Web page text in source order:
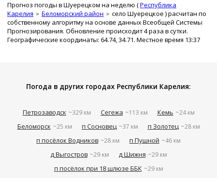
Прогноз погоды в Шуерецком на неделю (Республика
Карелия
Беломорский район село Шуерецкое ) расчитан по
собственному алгоритму на основе данных Всеобщей Системы
Прогнозирования. Обновление происходит 4 раза в сутки.
Географические координаты: 64.74, 34.71. Местное время 13:37
Погода в других городах Республики Карелия:
Петрозаводск ~329 км Сегежа ~113 км Кемь ~24 км
Беломорск ~25 км п Сосновец ~37 км п Золотец ~28 км
п посёлок Водников ~28 км п Пушной ~46 км
д Выгостров ~29 км д Шижня ~29 км
п посёлок при 18 шлюзе ББК ~29 км